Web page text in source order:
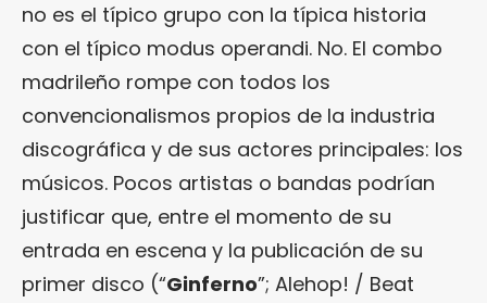
no es el típico grupo con la típica historia
con el típico modus operandi. No. El combo
madrileño rompe con todos los
convencionalismos propios de la industria
discográfica y de sus actores principales: los
músicos. Pocos artistas o bandas podrían
justificar que, entre el momento de su
entrada en escena y la publicación de su
primer disco (“Ginferno”; Alehop! / Beat